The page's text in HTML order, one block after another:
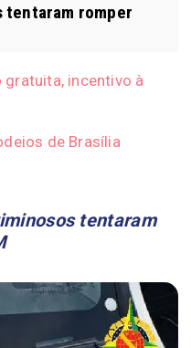
tentaram romper
incentivo à
de Brasília
tentaram